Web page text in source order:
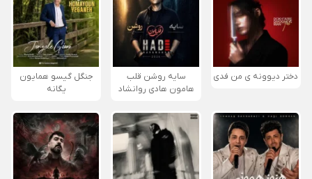
دختر دیوونه ی من فدی
سایه روشن قلب
هامون هادی روانشاد
جنگل گیسو همایون
یگانه